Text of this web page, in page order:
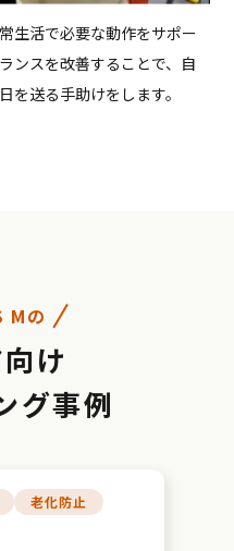
生活で必要な動作をサポー
ンスを改善することで、自
を送る手助けをします。
Mの
け
グ事例
老化防止